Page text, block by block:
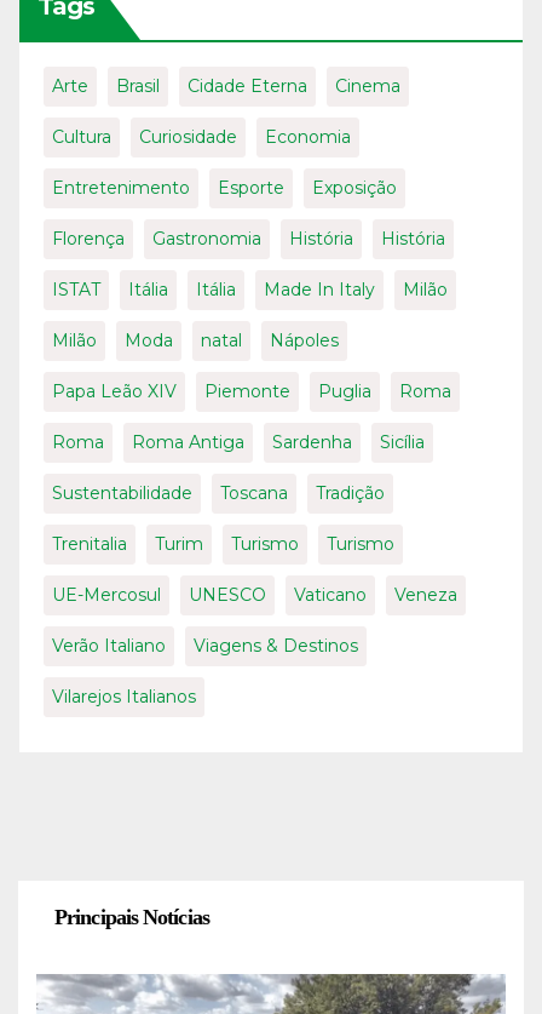
Tags
Arte Brasil Cidade Eterna Cinema
Cultura Curiosidade Economia
Entretenimento Esporte Exposição
Florença Gastronomia História História
ISTAT Itália Itália Made In Italy Milão
Milão Moda natal Nápoles
Papa Leão XIV Piemonte Puglia Roma
Roma Roma Antiga Sardenha Sicília
Sustentabilidade Toscana Tradição
Trenitalia Turim Turismo Turismo
UE-Mercosul UNESCO Vaticano Veneza
Verão Italiano Viagens & Destinos
Vilarejos Italianos
Principais Notícias